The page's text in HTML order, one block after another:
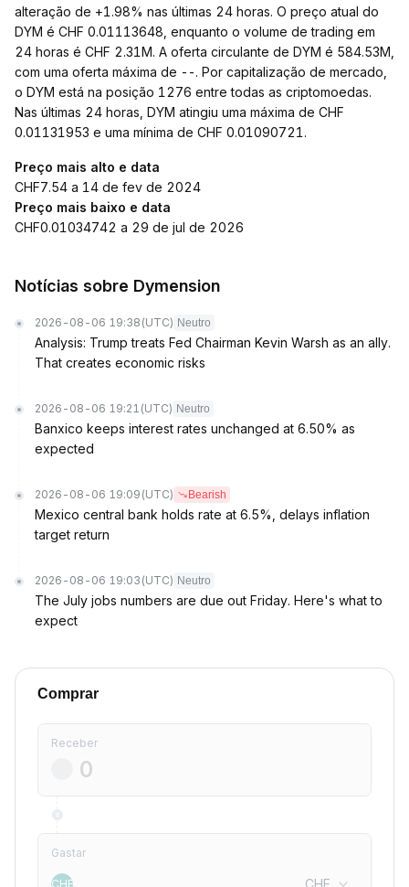
alteração de +1.98% nas últimas 24 horas. O preço atual do
DYM é CHF 0.01113648, enquanto o volume de trading em
24 horas é CHF 2.31M. A oferta circulante de DYM é 584.53M,
com uma oferta máxima de --. Por capitalização de mercado,
o DYM está na posição 1276 entre todas as criptomoedas.
Nas últimas 24 horas, DYM atingiu uma máxima de CHF
0.01131953 e uma mínima de CHF 0.01090721.
Preço mais alto e data
CHF7.54 a 14 de fev de 2024
Preço mais baixo e data
CHF0.01034742 a 29 de jul de 2026
Notícias sobre Dymension
2026-08-06 19:38 (UTC) Neutro
Analysis: Trump treats Fed Chairman Kevin Warsh as an ally.
That creates economic risks
2026-08-06 19:21 (UTC) Neutro
Banxico keeps interest rates unchanged at 6.50% as
expected
2026-08-06 19:09 (UTC) Bearish
Mexico central bank holds rate at 6.5%, delays inflation
target return
2026-08-06 19:03 (UTC) Neutro
The July jobs numbers are due out Friday. Here's what to
expect
Comprar
Receber
Gastar
CHF CHF